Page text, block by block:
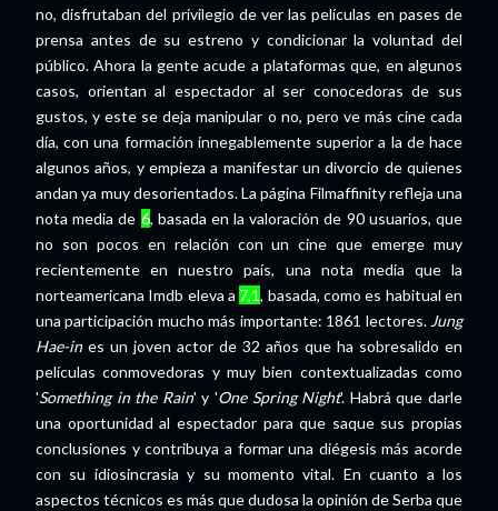
no, disfrutaban del privilegio de ver las películas en pases de
prensa antes de su estreno y condicionar la voluntad del
público. Ahora la gente acude a plataformas que, en algunos
casos, orientan al espectador al ser conocedoras de sus
gustos, y este se deja manipular o no, pero ve más cine cada
día, con una formación innegablemente superior a la de hace
algunos años, y empieza a manifestar un divorcio de quienes
andan ya muy desorientados. La página Filmaffinity refleja una
nota media de 6, basada en la valoración de 90 usuarios, que
no son pocos en relación con un cine que emerge muy
recientemente en nuestro país, una nota media que la
norteamericana Imdb eleva a 7,1, basada, como es habitual en
una participación mucho más importante: 1861 lectores. Jung
Hae-in es un joven actor de 32 años que ha sobresalido en
películas conmovedoras y muy bien contextualizadas como
'Something in the Rain' y 'One Spring Night'. Habrá que darle
una oportunidad al espectador para que saque sus propias
conclusiones y contribuya a formar una diégesis más acorde
con su idiosincrasia y su momento vital. En cuanto a los
aspectos técnicos es más que dudosa la opinión de Serba que